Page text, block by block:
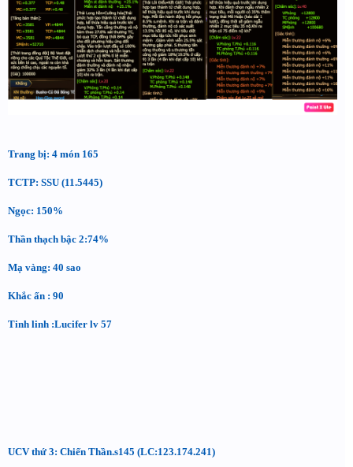
Trang bị: 4 món 165
TCTP: SSU (11.5445)
Ngọc: 150%
Thần thạch bậc 2:74%
Mạ vàng: 40 sao
Khắc ấn : 90
Tinh linh :Lucifer lv 57
UCV thứ 3: Chiến Thần.s145 (LC:123.174.241)